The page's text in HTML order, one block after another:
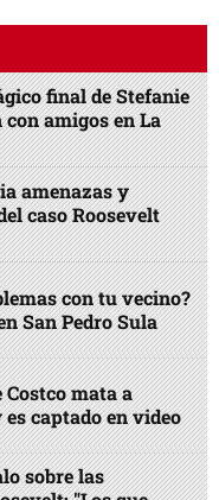
final de Stefanie
amigos en La
amenazas y
caso Roosevelt
con tu vecino?
San Pedro Sula
Costco mata a
captado en video
sobre las